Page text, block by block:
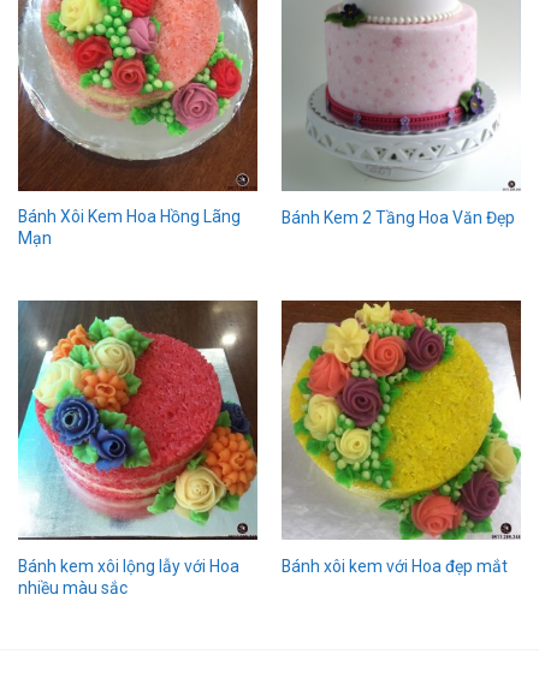
Bánh Xôi Kem Hoa Hồng Lãng
Mạn
Bánh Kem 2 Tầng Hoa Văn Đẹp
Bánh kem xôi lộng lẫy với Hoa
nhiều màu sắc
Bánh xôi kem với Hoa đẹp mắt